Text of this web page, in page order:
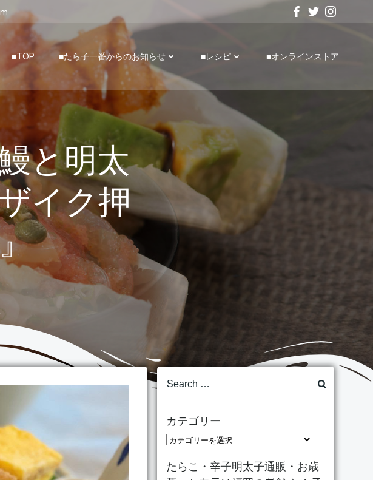
■TOP ■たら子一番からのお知らせ ■レシピ ■オンラインストア
と明太
イク押
Search
for:
カテゴリー
カ
ゴ
たらこ・辛子明太子通販・お歳